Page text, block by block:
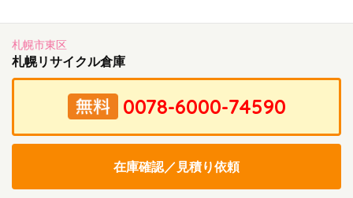
札幌市東区
札幌リサイクル倉庫
在庫確認／見積り依頼